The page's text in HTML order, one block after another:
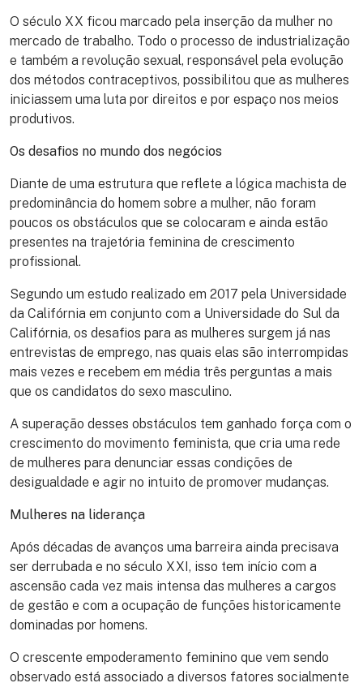
O século XX ficou marcado pela inserção da mulher no
mercado de trabalho. Todo o processo de industrialização
e também a revolução sexual, responsável pela evolução
dos métodos contraceptivos, possibilitou que as mulheres
iniciassem uma luta por direitos e por espaço nos meios
produtivos.
Os desafios no mundo dos negócios
Diante de uma estrutura que reflete a lógica machista de
predominância do homem sobre a mulher, não foram
poucos os obstáculos que se colocaram e ainda estão
presentes na trajetória feminina de crescimento
profissional.
Segundo um estudo realizado em 2017 pela Universidade
da Califórnia em conjunto com a Universidade do Sul da
Califórnia, os desafios para as mulheres surgem já nas
entrevistas de emprego, nas quais elas são interrompidas
mais vezes e recebem em média três perguntas a mais
que os candidatos do sexo masculino.
A superação desses obstáculos tem ganhado força com o
crescimento do movimento feminista, que cria uma rede
de mulheres para denunciar essas condições de
desigualdade e agir no intuito de promover mudanças.
Mulheres na liderança
Após décadas de avanços uma barreira ainda precisava
ser derrubada e no século XXI, isso tem início com a
ascensão cada vez mais intensa das mulheres a cargos
de gestão e com a ocupação de funções historicamente
dominadas por homens.
O crescente empoderamento feminino que vem sendo
observado está associado a diversos fatores socialmente